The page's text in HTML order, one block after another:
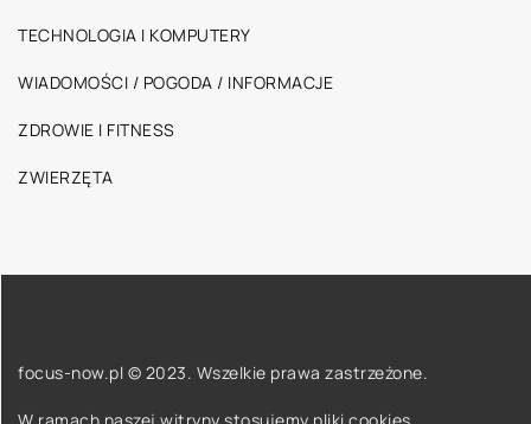
TECHNOLOGIA I KOMPUTERY
WIADOMOŚCI / POGODA / INFORMACJE
ZDROWIE I FITNESS
ZWIERZĘTA
focus-now.pl © 2023. Wszelkie prawa zastrzeżone.